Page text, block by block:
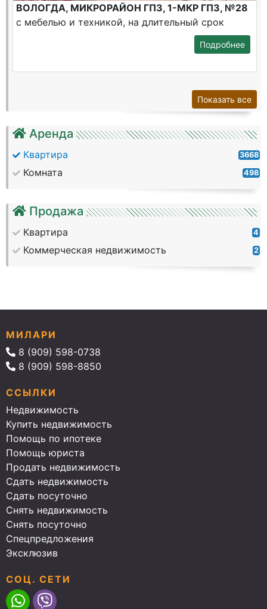
Аренда
Квартира 3668
Комната 498
Продажа
Квартира 4
Коммерческая недвижимость 2
ВОЛОГДА, МИКРОРАЙОН ГПЗ, 1-МКР ГПЗ, №28
с мебелью и техникой, на длительный срок
Подробнее
Показать все
МИЛАРИ
8 (909) 598-0738
8 (909) 598-8850
ССЫЛКИ
Недвижимость
Купить недвижимость
Помощь по ипотеке
Помощь юриста
Продать недвижимость
Сдать недвижимость
Сдать посуточно
Снять недвижимость
Снять посуточно
Спецпредложения
Эксклюзив
СОЦ. СЕТИ